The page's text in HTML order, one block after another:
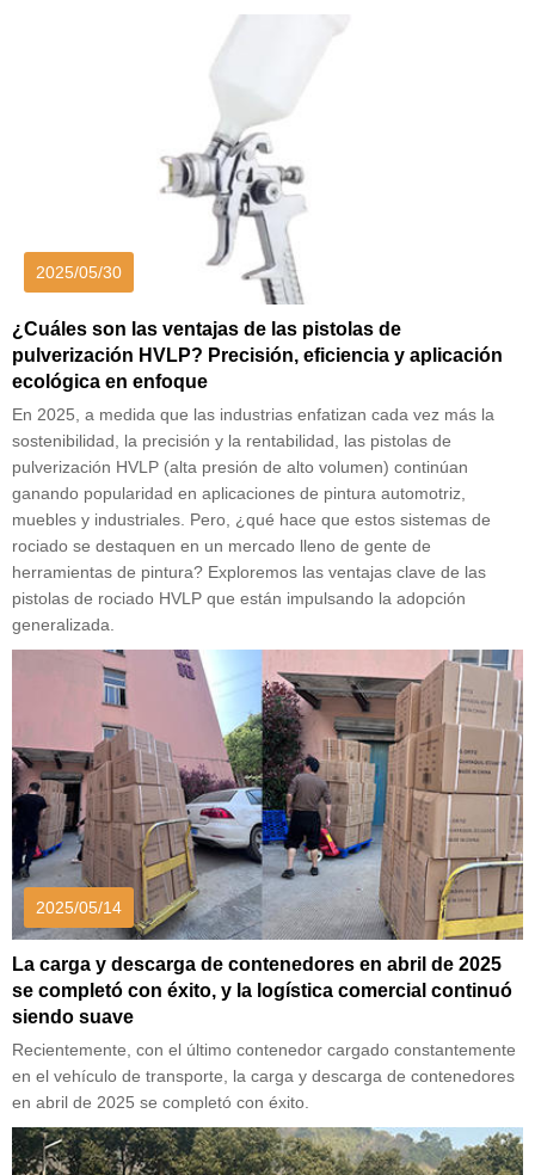
2025/05/30
¿Cuáles son las ventajas de las pistolas de
pulverización HVLP? Precisión, eficiencia y aplicación
ecológica en enfoque
En 2025, a medida que las industrias enfatizan cada vez más la
sostenibilidad, la precisión y la rentabilidad, las pistolas de
pulverización HVLP (alta presión de alto volumen) continúan
ganando popularidad en aplicaciones de pintura automotriz,
muebles y industriales. Pero, ¿qué hace que estos sistemas de
rociado se destaquen en un mercado lleno de gente de
herramientas de pintura? Exploremos las ventajas clave de las
pistolas de rociado HVLP que están impulsando la adopción
generalizada.
2025/05/14
La carga y descarga de contenedores en abril de 2025
se completó con éxito, y la logística comercial continuó
siendo suave
Recientemente, con el último contenedor cargado constantemente
en el vehículo de transporte, la carga y descarga de contenedores
en abril de 2025 se completó con éxito.